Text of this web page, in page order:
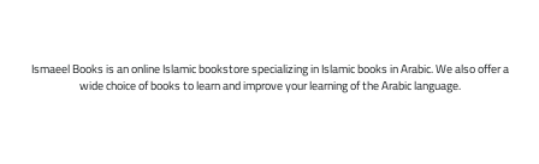
Ismaeel Books is an online Islamic bookstore specializing in Islamic books in Arabic. We also offer a
wide choice of books to learn and improve your learning of the Arabic language.